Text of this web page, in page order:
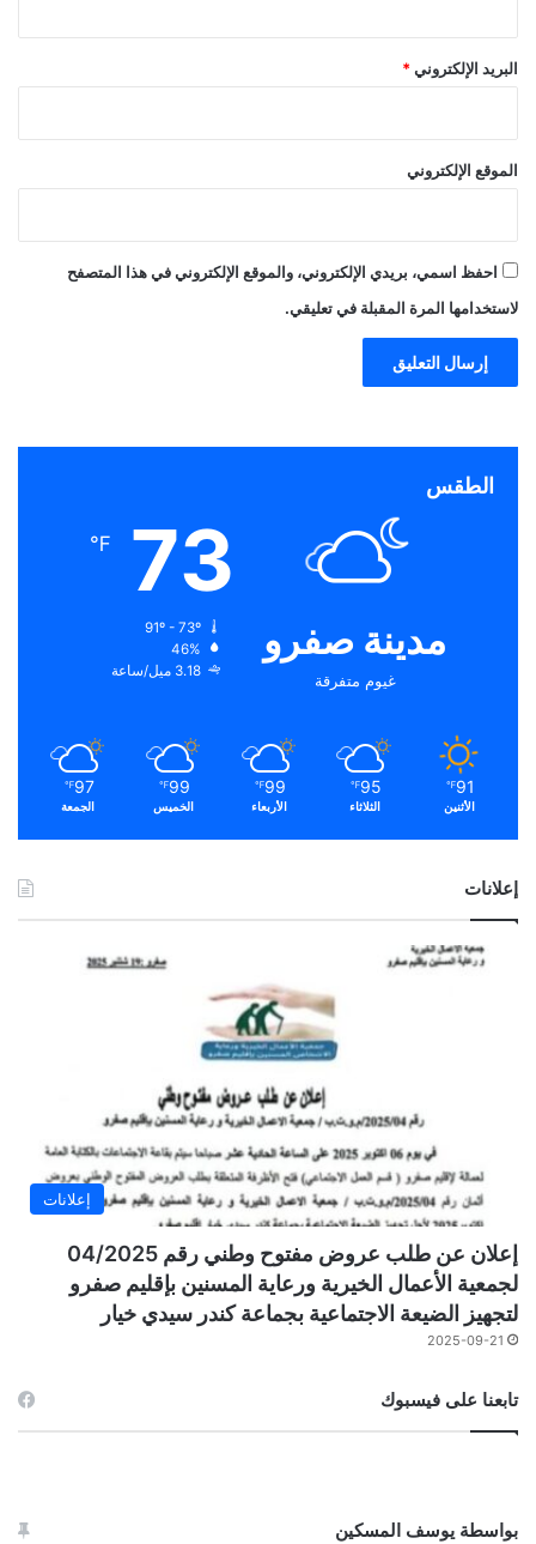
البريد الإلكتروني *
الموقع الإلكتروني
احفظ اسمي، بريدي الإلكتروني، والموقع الإلكتروني في هذا المتصفح
لاستخدامها المرة المقبلة في تعليقي.
الطقس
مدينة صفرو
غيوم متفرقة
73
℉
46%
3.18 ميل/ساعة
91
℉
الأثنين
95
℉
الثلاثاء
99
℉
الأربعاء
99
℉
الخميس
97
℉
الجمعة
إعلانات
إعلانات
إعلان عن طلب عروض مفتوح وطني رقم 04/2025
لجمعية الأعمال الخيرية ورعاية المسنين بإقليم صفرو
لتجهيز الضيعة الاجتماعية بجماعة كندر سيدي خيار
2025-09-21
تابعنا على فيسبوك
بواسطة يوسف المسكين